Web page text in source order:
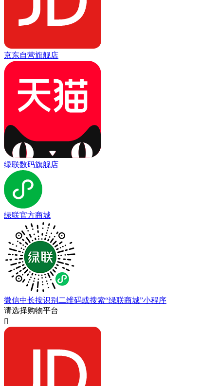
京东自营旗舰店
绿联数码旗舰店
绿联官方商城
微信中长按识别二维码或搜索“绿联商城”小程序
请选择购物平台
